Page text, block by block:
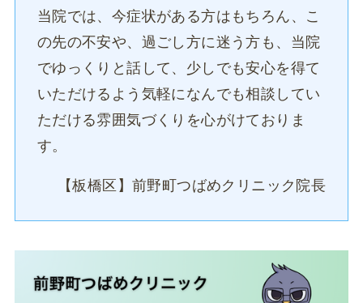
当院では、今症状がある方はもちろん、こ
の先の不安や、過ごし方に迷う方も、当院
でゆっくりと話して、少しでも安心を得て
いただけるよう気軽になんでも相談してい
ただける雰囲気づくりを心がけておりま
す。
【板橋区】前野町つばめクリニック院長